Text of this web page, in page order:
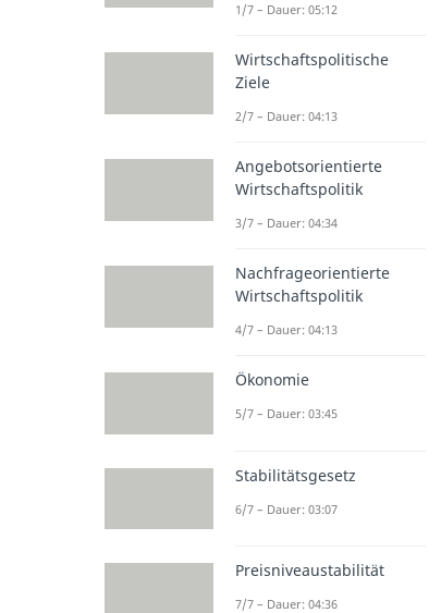
1/7 – Dauer: 05:12
Wirtschaftspolitische
Ziele
2/7 – Dauer: 04:13
Angebotsorientierte
Wirtschaftspolitik
3/7 – Dauer: 04:34
Nachfrageorientierte
Wirtschaftspolitik
4/7 – Dauer: 04:13
Ökonomie
5/7 – Dauer: 03:45
Stabilitätsgesetz
6/7 – Dauer: 03:07
Preisniveaustabilität
7/7 – Dauer: 04:36